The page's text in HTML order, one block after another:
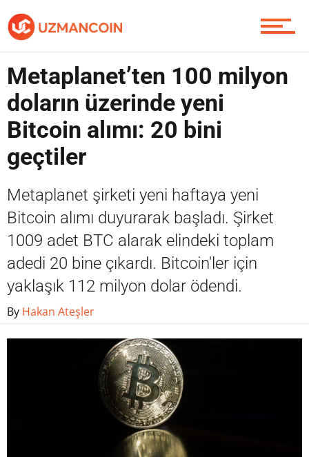
Piyasa
Soru Sor
Contact / İletişim
Metaplanet’ten 100 milyon
doların üzerinde yeni
Bitcoin alımı: 20 bini
geçtiler
Metaplanet şirketi yeni haftaya yeni
Bitcoin alımı duyurarak başladı. Şirket
1009 adet BTC alarak elindeki toplam
adedi 20 bine çıkardı. Bitcoin'ler için
yaklaşık 112 milyon dolar ödendi.
By Hakan Ateşler